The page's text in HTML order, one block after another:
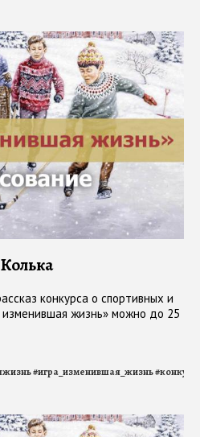
конкурса о спортивных и
жизнь» можно до 25
#игра_изменившая_жизнь#